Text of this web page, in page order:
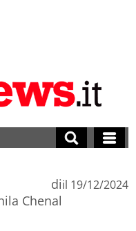
di
Chenal
il 19/12/2024